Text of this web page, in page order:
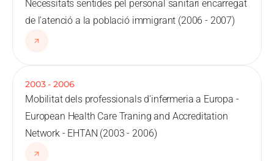
Necessitats sentides pel personal sanitari encarregat
de l'atenció a la població immigrant (2006 - 2007)
2003-2006
Mobilitat dels professionals d'infermeria a Europa -
European Health Care Traning and Accreditation
Network - EHTAN (2003 - 2006)